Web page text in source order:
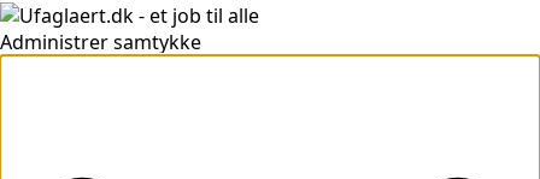
Administrer samtykke